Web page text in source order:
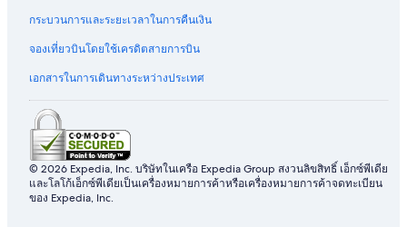
กระบวนการและระยะเวลาในการคืนเงิน
จองเที่ยวบินโดยใช้เครดิตสายการบิน
เอกสารในการเดินทางระหว่างประเทศ
© 2026 Expedia, Inc. บริษัทในเครือ Expedia Group สงวนลิขสิทธิ์ เอ็กซ์พีเดีย
และโลโก้เอ็กซ์พีเดียเป็นเครื่องหมายการค้าหรือเครื่องหมายการค้าจดทะเบียน
ของ Expedia, Inc.